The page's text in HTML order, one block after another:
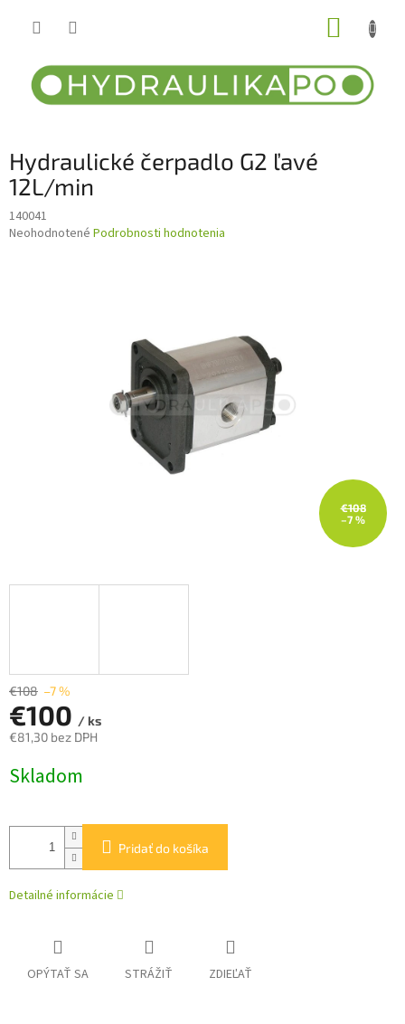
Hydraulické čerpadlo G2 ľavé
12L/min
140041
Priemerné
Neohodnotené Podrobnosti hodnotenia
€108
–7 %
€108 –7 %
€100 / ks
€81,30 bez DPH
cena:
Skladom
Pridať do košíka
Detailné informácie
OPÝTAŤ SA STRÁŽIŤ ZDIEĽAŤ